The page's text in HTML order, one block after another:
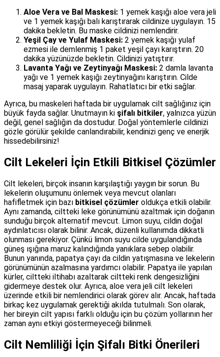
Aloe Vera ve Bal Maskesi: 1 yemek kaşığı aloe vera jeli
ve 1 yemek kaşığı balı karıştırarak cildinize uygulayın. 15
dakika bekletin. Bu maske cildinizi nemlendirir.
Yeşil Çay ve Yulaf Maskesi: 2 yemek kaşığı yulaf
ezmesi ile demlenmiş 1 paket yeşil çayı karıştırın. 20
dakika yüzünüzde bekletin. Cildinizi yatıştırır.
Lavanta Yağı ve Zeytinyağı Maskesi: 2 damla lavanta
yağı ve 1 yemek kaşığı zeytinyağını karıştırın. Cilde
masaj yaparak uygulayın. Rahatlatıcı bir etki sağlar.
Ayrıca, bu maskeleri haftada bir uygulamak cilt sağlığınız için
büyük fayda sağlar. Unutmayın ki şifalı bitkiler, yalnızca yüzün
değil, genel sağlığın da dostudur. Doğal yöntemlerle cildinizi
gözle görülür şekilde canlandırabilir, kendinizi genç ve enerjik
hissedebilirsiniz!
Cilt Lekeleri İçin Etkili Bitkisel Çözümler
Cilt lekeleri, birçok insanın karşılaştığı yaygın bir sorun. Bu
lekelerin oluşumunu önlemek veya mevcut olanları
hafifletmek için bazı bitkisel çözümler oldukça etkili olabilir.
Aynı zamanda, ciltteki leke görünümünü azaltmak için doğanın
sunduğu birçok alternatif mevcut. Limon suyu, cildin doğal
aydınlatıcısı olarak bilinir. Ancak, düzenli kullanımda dikkatli
olunması gerekiyor. Çünkü limon suyu cilde uygulandığında
güneş ışığına maruz kalındığında yanıklara sebep olabilir.
Bunun yanında, papatya çayı da cildin yatışmasına ve lekelerin
görünümünün azalmasına yardımcı olabilir. Papatya ile yapılan
kürler, ciltteki iltihabı azaltarak ciltteki renk dengesizliğini
gidermeye destek olur. Ayrıca, aloe vera jeli cilt lekeleri
üzerinde etkili bir nemlendirici olarak görev alır. Ancak, haftada
birkaç kez uygulamak gerektiği akılda tutulmalı. Son olarak,
her bireyin cilt yapısı farklı olduğu için bu çözüm yollarının her
zaman aynı etkiyi göstermeyeceği bilinmeli.
Cilt Nemliliği İçin Şifalı Bitki Önerileri